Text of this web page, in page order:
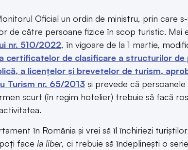
Oficial un ordin de ministru, prin care
de către persoane fizice în scop turistic. Mai
nr. 510/2022, în vigoare de la 1 martie,
certificatelor de clasificare a structurilor
a licențelor și brevetelor de turism,
Turism nr. 65/2013 și prevede că
scurt (în regim hotelier) trebuie să facă
în România și vrei să îl închiriezi
face la liber, ci trebuie să îndeplinești o